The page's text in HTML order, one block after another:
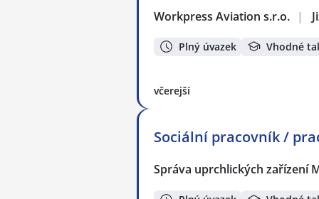
Workpress Aviation s.r.o. |
Plný úvazek Vhodné
včerejší
Sociální pracovník /
Správa uprchlických zařízení